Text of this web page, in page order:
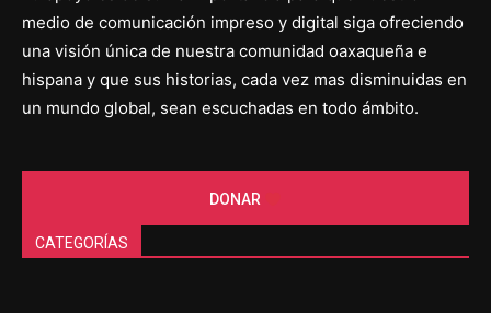
medio de comunicación impreso y digital siga ofreciendo
una visión única de nuestra comunidad oaxaqueña e
hispana y que sus historias, cada vez mas disminuidas en
un mundo global, sean escuchadas en todo ámbito.
DONAR
CATEGORÍAS